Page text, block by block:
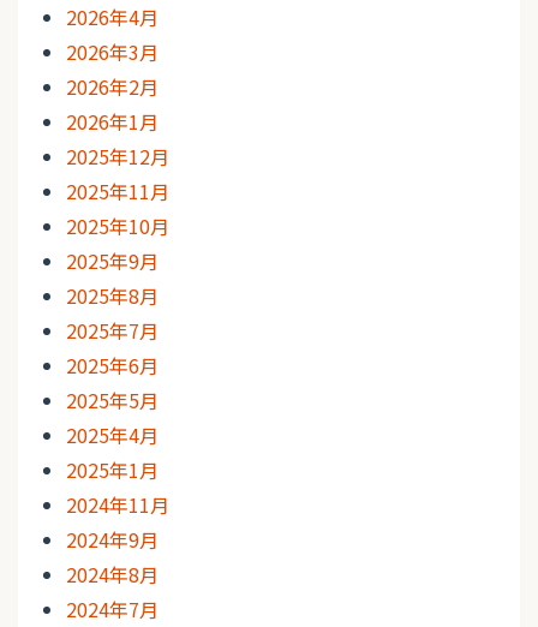
2026年4月
2026年3月
2026年2月
2026年1月
2025年12月
2025年11月
2025年10月
2025年9月
2025年8月
2025年7月
2025年6月
2025年5月
2025年4月
2025年1月
2024年11月
2024年9月
2024年8月
2024年7月